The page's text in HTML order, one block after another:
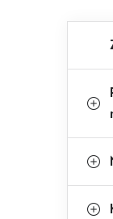
o
t
a
a
g
r